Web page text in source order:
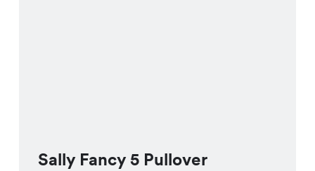
Sally Fancy 5 Pullover